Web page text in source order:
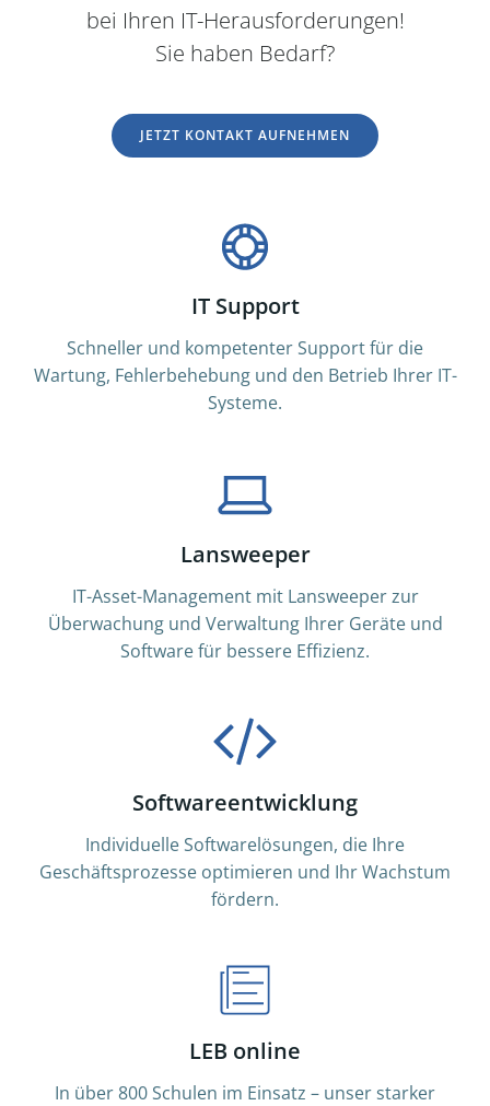
bei Ihren IT-Herausforderungen!
Sie haben Bedarf?
JETZT KONTAKT AUFNEHMEN
IT Support
Schneller und kompetenter Support für die
Wartung, Fehlerbehebung und den Betrieb Ihrer IT-
Systeme.
Lansweeper
IT-Asset-Management mit Lansweeper zur
Überwachung und Verwaltung Ihrer Geräte und
Software für bessere Effizienz.
Softwareentwicklung
Individuelle Softwarelösungen, die Ihre
Geschäftsprozesse optimieren und Ihr Wachstum
fördern.
LEB online
In über 800 Schulen im Einsatz – unser starker